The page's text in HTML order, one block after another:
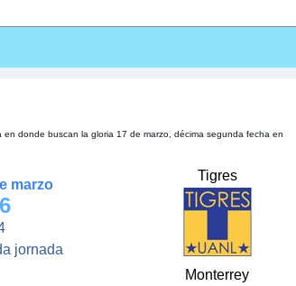
donde buscan la gloria 17 de marzo, décima segunda fecha en
marzo
jornada
Tigres
Monterrey